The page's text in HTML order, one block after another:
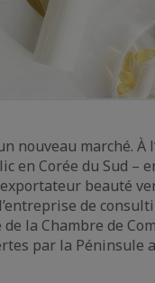
nouveau marché. À
en Corée du Sud –
beauté
de
la Chambre de
par la Péninsule